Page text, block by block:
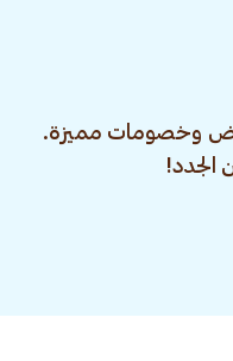
وخصومات مميزة.
الجدد!